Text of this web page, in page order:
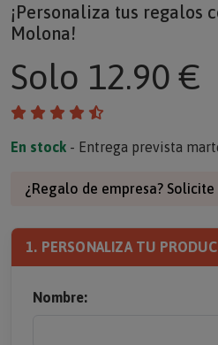
¡Personaliza tus regalos
Molona!
Solo 12.90 €
En stock - Entrega prevista
¿Regalo de empresa?
1. PERSONALIZA TU
Nombre: